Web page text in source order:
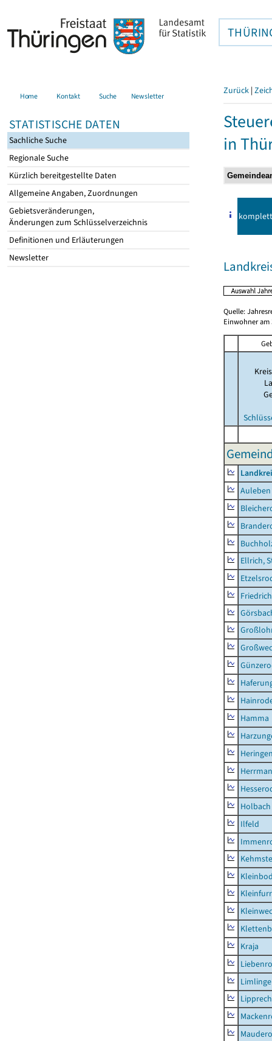
Home Kontakt Suche Newsletter
STATISTISCHE DATEN
Sachliche Suche
Regionale Suche
Kürzlich bereitgestellte Daten
Allgemeine Angaben, Zuordnungen
Gebietsveränderungen,
Änderungen zum Schlüsselverzeichnis
Definitionen und Erläuterungen
Newsletter
Zurück |
in
komplett
Quelle:
Einwohner am
Auleben
Ellrich,
Hamma
Holbach
Ilfeld
Kraja